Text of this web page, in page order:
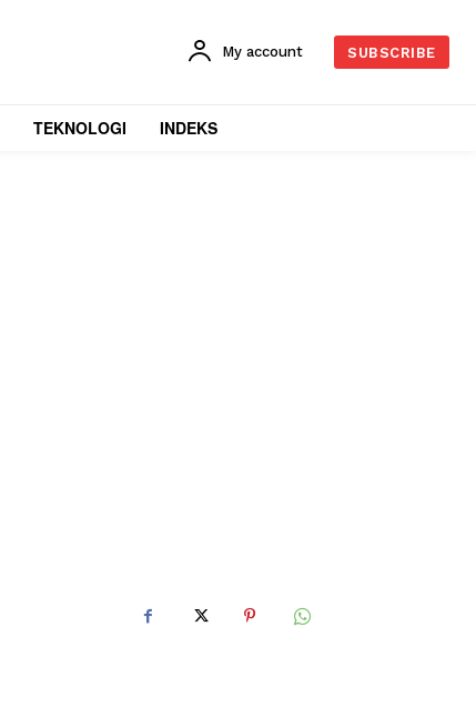
My account SUBSCRIBE
TEKNOLOGI INDEKS